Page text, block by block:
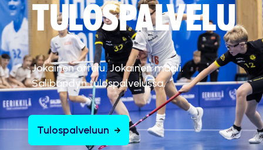
TULOSPALVELU
Jokainen ottelu. Jokainen maali.
Salibandyn tulospalvelussa.
Tulospalveluun